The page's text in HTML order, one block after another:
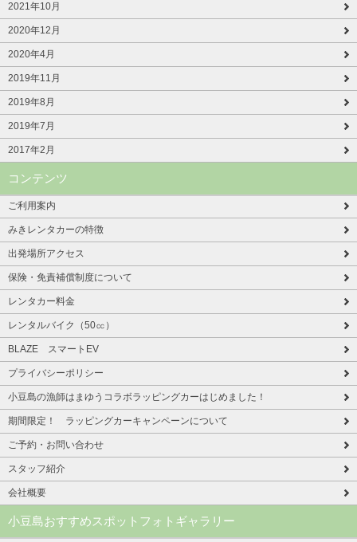
2021年10月
2020年12月
2020年4月
2019年11月
2019年8月
2019年7月
2017年2月
コンテンツ
ご利用案内
みきレンタカーの特徴
出発場所アクセス
保険・免責補償制度について
レンタカー料金
レンタルバイク（50㏄）
BLAZE スマートEV
プライバシーポリシー
小豆島の漁師はまゆうコラボラッピングカーはじめました！
期間限定！ ラッピングカーキャンペーンについて
ご予約・お問い合わせ
スタッフ紹介
会社概要
小豆島おすすめスポットフォトギャラリー